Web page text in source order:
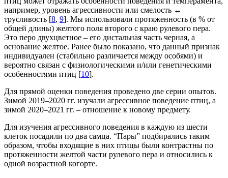
например, уровень агрессивности или смелость ↔
трусливость [8, 9]. Мы использовали протяженность (в % от
общей длины) желтого поля второго с краю рулевого пера.
Это перо двухцветное – его дистальная часть черная, а
основание желтое. Ранее было показано, что данный признак
индивидуален (стабильно различается между особями) и
вероятно связан с физиологическими и/или генетическими
особенностями птиц [10].
Для прямой оценки поведения проведено две серии опытов.
Зимой 2019–2020 гг. изучали агрессивное поведение птиц, а
зимой 2020–2021 гг. – отношение к новому предмету.
Для изучения агрессивного поведения в каждую из шести
клеток посадили по два самца. “Пары” подбирались таким
образом, чтобы входящие в них птицы были контрастны по
протяженности желтой части рулевого пера и относились к
одной возрастной когорте.